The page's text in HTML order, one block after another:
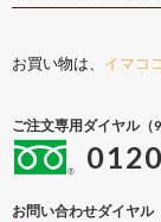
お買い物は、 イマコ
ご注文専用ダイヤル（
お問い合わせダイヤル